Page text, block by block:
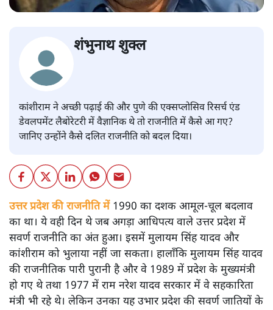
शंभुनाथ शुक्ल
कांशीराम ने अच्छी पढ़ाई की और पुणे की एक्सप्लोसिव रिसर्च एंड
डेवलपमेंट लैबोरेटरी में वैज्ञानिक थे तो राजनीति में कैसे आ गए?
जानिए उन्होंने कैसे दलित राजनीति को बदल दिया।
उत्तर प्रदेश की राजनीति में1990 का दशक आमूल-चूल बदलाव
का था। ये वही दिन थे जब अगड़ा आधिपत्य वाले उत्तर प्रदेश में
सवर्ण राजनीति का अंत हुआ। इसमें मुलायम सिंह यादव और
कांशीराम को भुलाया नहीं जा सकता। हालाँकि मुलायम सिंह यादव
की राजनीतिक पारी पुरानी है और वे 1989 में प्रदेश के मुख्यमंत्री
हो गए थे तथा 1977 में राम नरेश यादव सरकार में वे सहकारिता
मंत्री भी रहे थे। लेकिन उनका यह उभार प्रदेश की सवर्ण जातियों के